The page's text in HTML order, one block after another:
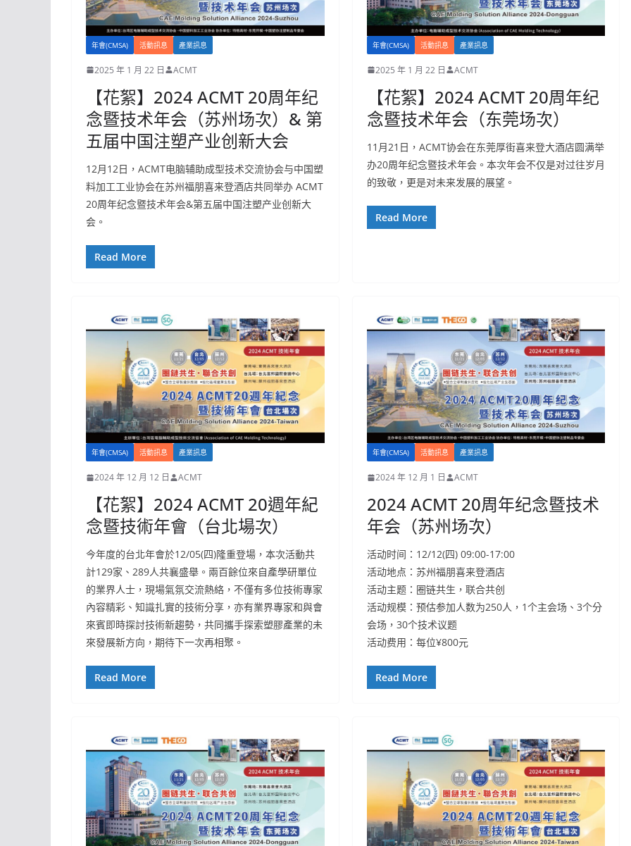
年會(CMSA) 活動訊息 產業訊息
2025 年 1 月 22 日 ACMT
【花絮】2024 ACMT 20周年纪
念暨技术年会（苏州场次）& 第
五届中国注塑产业创新大会
12月12日，ACMT电脑辅助成型技术交流协会与中国塑
料加工工业协会在苏州福朋喜来登酒店共同举办 ACMT
20周年纪念暨技术年会&第五届中国注塑产业创新大
会。
Read More
年會(CMSA) 活動訊息 產業訊息
2025 年 1 月 22 日 ACMT
【花絮】2024 ACMT 20周年纪
念暨技术年会（东莞场次）
11月21日，ACMT协会在东莞厚街喜来登大酒店圆满举
办20周年纪念暨技术年会。本次年会不仅是对过往岁月
的致敬，更是对未来发展的展望。
Read More
年會(CMSA) 活動訊息 產業訊息
2024 年 12 月 12 日 ACMT
【花絮】2024 ACMT 20週年紀
念暨技術年會（台北場次）
今年度的台北年會於12/05(四)隆重登場，本次活動共
計129家、289人共襄盛舉。兩百餘位來自產學研單位
的業界人士，現場氣氛交流熱絡，不僅有多位技術專家
內容精彩、知識扎實的技術分享，亦有業界專家和與會
來賓即時探討技術新趨勢，共同攜手探索塑膠產業的未
來發展新方向，期待下一次再相聚。
Read More
年會(CMSA) 活動訊息 產業訊息
2024 年 12 月 1 日 ACMT
2024 ACMT 20周年纪念暨技术
年会（苏州场次）
活动时间：12/12(四) 09:00-17:00
活动地点：苏州福朋喜来登酒店
活动主题：圈链共生，联合共创
活动规模：预估参加人数为250人，1个主会场、3个分
会场，30个技术议题
活动费用：每位¥800元
Read More